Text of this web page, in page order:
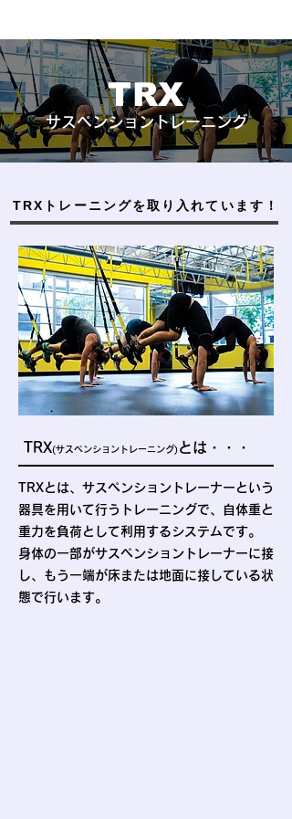
サスペンショントレーニング
TRX
TRXトレーニングを取り入れています！
TRX(サスペンショントレーニング) とは・・・
TRXとは、サスペンショントレーナーという
器具を用いて行うトレーニングで、自体重と
重力を負荷として利用するシステムです。
身体の一部がサスペンショントレーナーに接
し、もう一端が床または地面に接している状
態で行います。